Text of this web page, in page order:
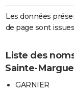
Les données
de page sont
Liste des
Sainte-
GARNIER